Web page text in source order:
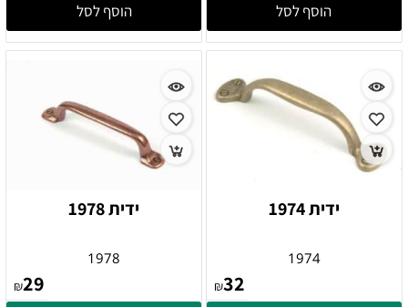
הוסף לסל הוסף לסל
ידית 1974
1974
₪32
ידית 1978
1978
₪29